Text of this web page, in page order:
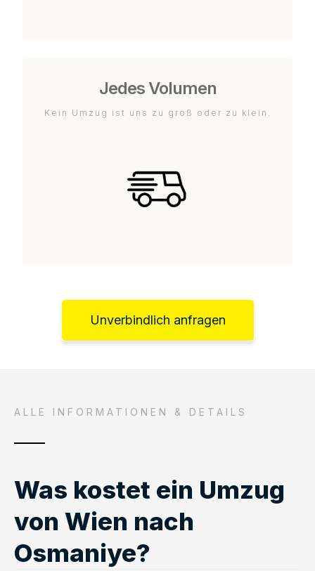
Jedes Volumen
Kein Umzug ist uns zu groß oder zu klein.
Unverbindlich anfragen
ALLE INFORMATIONEN & DETAILS
Was kostet ein Umzug
von Wien nach
Osmaniye?